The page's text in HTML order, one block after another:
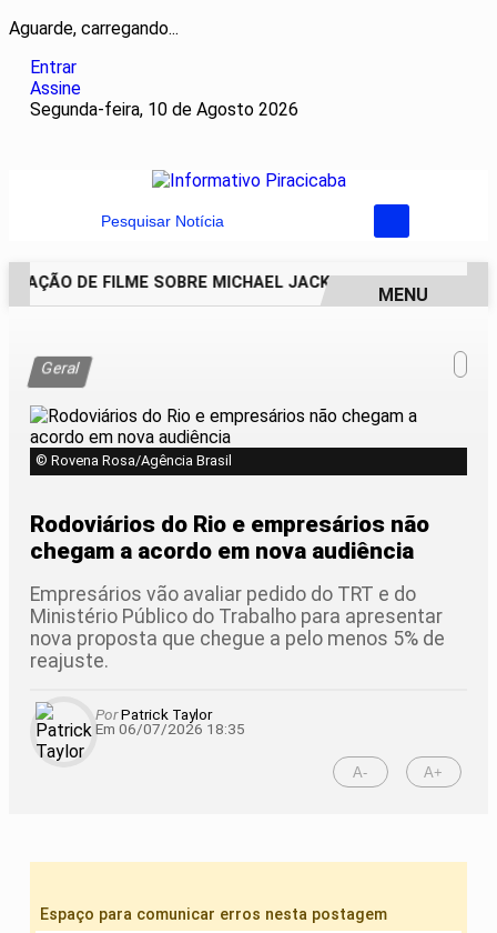
Aguarde, carregando...
Entrar
Assine
Segunda-feira, 10 de Agosto 2026
Pesquisar Notícia
DE FILME SOBRE MICHAEL JACKSON PODE
MENU
Geral
© Rovena Rosa/Agência Brasil
Rodoviários do Rio e empresários não
chegam a acordo em nova audiência
Empresários vão avaliar pedido do TRT e do
Ministério Público do Trabalho para apresentar
nova proposta que chegue a pelo menos 5% de
reajuste.
PorPatrick Taylor
Em 06/07/2026 18:35
A- A+
Espaço para comunicar erros nesta postagem